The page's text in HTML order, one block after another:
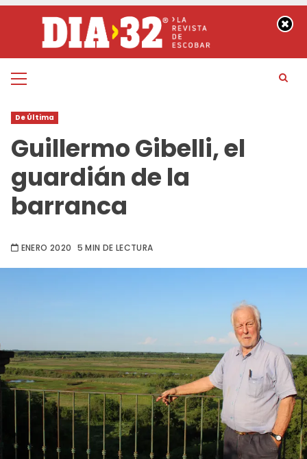
contenido
Menú
De Última
Guillermo Gibelli, el
guardián de la
barranca
ENERO 2020 5 MIN DE LECTURA